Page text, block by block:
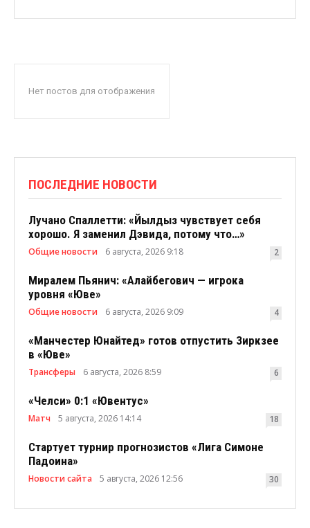
Нет постов для отображения
ПОСЛЕДНИЕ НОВОСТИ
Лучано Спаллетти: «Йылдыз чувствует себя
хорошо. Я заменил Дэвида, потому что…»
Общие новости 6 августа, 2026 9:18 2
Миралем Пьянич: «Алайбегович — игрока
уровня «Юве»
Общие новости 6 августа, 2026 9:09 4
«Манчестер Юнайтед» готов отпустить Зиркзее
в «Юве»
Трансферы 6 августа, 2026 8:59 6
«Челси» 0:1 «Ювентус»
Матч 5 августа, 2026 14:14 18
Стартует турнир прогнозистов «Лига Симоне
Падоина»
Новости сайта 5 августа, 2026 12:56 30